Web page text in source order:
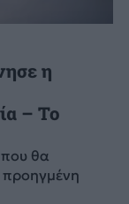
η
– Το
που θα
προηγμένη